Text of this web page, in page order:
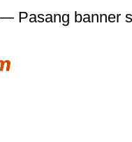
Pasang banner